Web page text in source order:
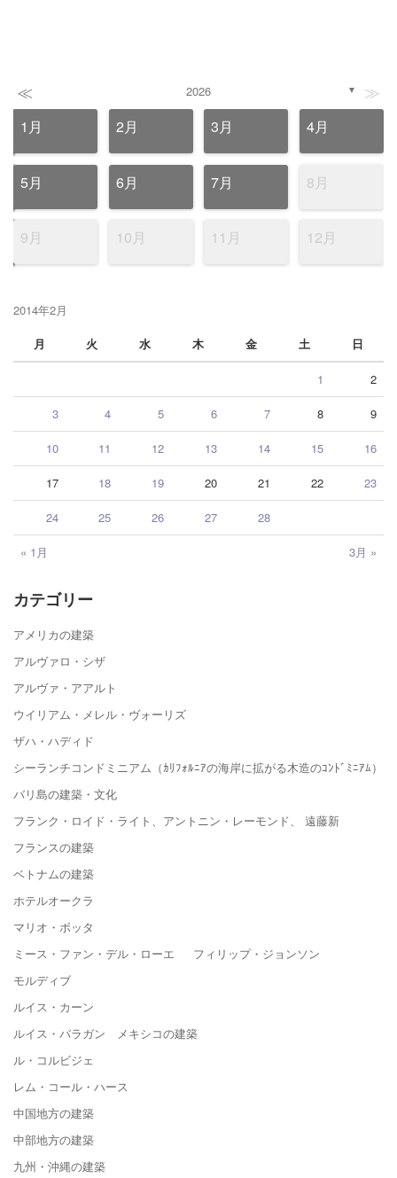
≪ 2026 ▼ ≫
1月 2月 3月 4月
5月 6月 7月 8月
9月 10月 11月 12月
2014年2月
月
火 水 木 金 土 日
« 1月 3月 »
1 2
3 4 5 6 7 8 9
10 11 12 13 14 15 16
17 18 19 20 21 22 23
24 25 26 27 28
カテゴリー
アメリカの建築
アルヴァロ・シザ
アルヴァ・アアルト
ウイリアム・メレル・ヴォーリズ
ザハ・ハディド
シーランチコンドミニアム（ｶﾘﾌｫﾙﾆｱの海岸に拡がる木造のｺﾝﾄﾞﾐﾆｱﾑ）
バリ島の建築・文化
フランク・ロイド・ライト、アントニン・レーモンド、 遠藤新
フランスの建築
ベトナムの建築
ホテルオークラ
マリオ・ボッタ
ミース・ファン・デル・ローエ フィリップ・ジョンソン
モルディブ
ルイス・カーン
ルイス・バラガン メキシコの建築
ル・コルビジェ
レム・コール・ハース
中国地方の建築
中部地方の建築
九州・沖縄の建築